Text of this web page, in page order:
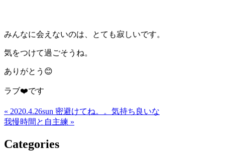
みんなに会えないのは、とても寂しいです。
気をつけて過ごそうね。
ありがとう😊
ラブ❤️です
« 2020.4.26sun 密避けてね。。気持ち良いな
我慢時間と自主練 »
Categories